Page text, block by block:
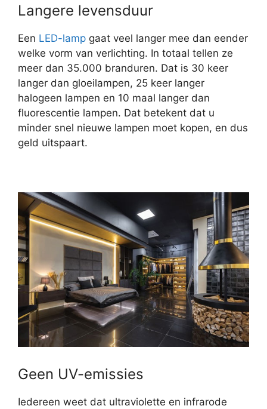
Langere levensduur
Een LED-lamp gaat veel langer mee dan eender
welke vorm van verlichting. In totaal tellen ze
meer dan 35.000 branduren. Dat is 30 keer
langer dan gloeilampen, 25 keer langer
halogeen lampen en 10 maal langer dan
fluorescentie lampen. Dat betekent dat u
minder snel nieuwe lampen moet kopen, en dus
geld uitspaart.
Geen UV-emissies
Iedereen weet dat ultraviolette en infrarode